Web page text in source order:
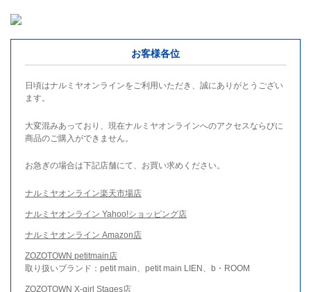
お客様各位
日頃はナルミヤオンラインをご利用いただき、誠にありがとうござい
ます。
大変混みあっており、現在ナルミヤオンラインへのアクセスならびに
商品のご購入ができません。
お急ぎの場合は下記店舗にて、お買い求めください。
ナルミヤオンライン楽天市場店
ナルミヤオンライン Yahoo!ショッピング店
ナルミヤオンライン Amazon店
ZOZOTOWN petitmain店
取り扱いブランド：petit main、petit main LIEN、b・ROOM
ZOZOTOWN X-girl Stages店